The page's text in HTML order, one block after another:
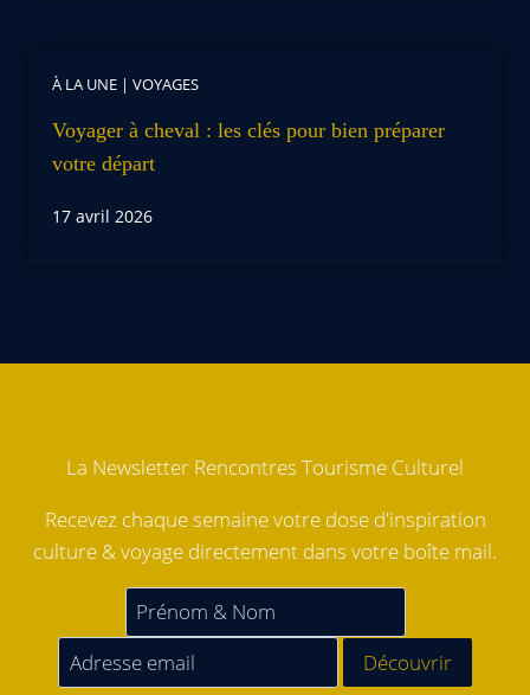
À LA UNE | VOYAGES
Voyager à cheval : les clés pour bien préparer
votre départ
17 avril 2026
La Newsletter Rencontres Tourisme Culturel
Recevez chaque semaine votre dose d'inspiration
culture & voyage directement dans votre boîte mail.